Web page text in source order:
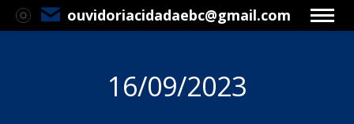
ouvidoriacidadaebc@gmail.com
16/09/2023